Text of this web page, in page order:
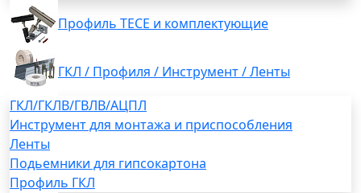
Профиль TECE и комплектующие
ГКЛ / Профиля / Инструмент / Ленты
ГКЛ/ГКЛВ/ГВЛВ/АЦПЛ
Инструмент для монтажа и приспособления
Ленты
Подьемники для гипсокартона
Профиль ГКЛ